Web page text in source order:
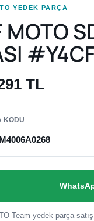
YEDEK PARÇA
MOTO
TL
KODU
Team yedek parça